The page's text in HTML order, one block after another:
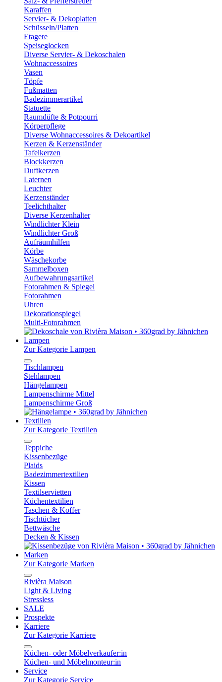
Karaffen
Servier- & Dekoplatten
Schüsseln/Platten
Etagere
Speiseglocken
Diverse Servier- & Dekoschalen
Wohnaccessoires
Vasen
Töpfe
Fußmatten
Badezimmerartikel
Statuette
Raumdüfte & Potpourri
Körperpflege
Diverse Wohnaccessoires & Dekoartikel
Kerzen & Kerzenständer
Tafelkerzen
Blockkerzen
Duftkerzen
Laternen
Leuchter
Kerzenständer
Teelichthalter
Diverse Kerzenhalter
Windlichter Klein
Windlichter Groß
Aufräumhilfen
Körbe
Wäschekorbe
Sammelboxen
Aufbewahrungsartikel
Fotorahmen & Spiegel
Fotorahmen
Uhren
Dekorationspiegel
Multi-Fotorahmen
Lampen
Zur Kategorie Lampen
Tischlampen
Stehlampen
Hängelampen
Lampenschirme Mittel
Lampenschirme Groß
Textilien
Zur Kategorie Textilien
Teppiche
Kissenbezüge
Plaids
Badezimmertextilien
Kissen
Textilservietten
Küchentextilien
Taschen & Koffer
Tischtücher
Bettwäsche
Decken & Kissen
Marken
Zur Kategorie Marken
Rivièra Maison
Light & Living
Stressless
SALE
Prospekte
Karriere
Zur Kategorie Karriere
Küchen- oder Möbelverkaufer:in
Küchen- und Möbelmonteur:in
Service
Zur Kategorie Service